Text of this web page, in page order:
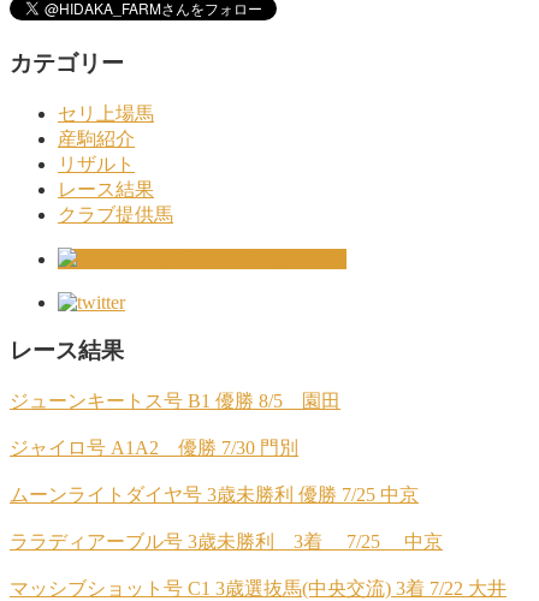
カテゴリー
セリ上場馬
産駒紹介
リザルト
レース結果
クラブ提供馬
レース結果
ジューンキートス号 B1 優勝 8/5 園田
ジャイロ号 A1A2 優勝 7/30 門別
ムーンライトダイヤ号 3歳未勝利 優勝 7/25 中京
ララディアーブル号 3歳未勝利 3着 7/25 中京
マッシブショット号 C1 3歳選抜馬(中央交流) 3着 7/22 大井